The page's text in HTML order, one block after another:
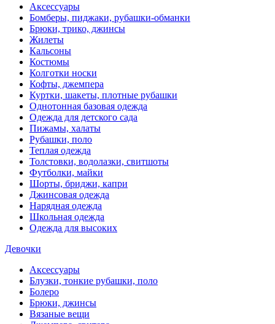
Аксессуары
Бомберы, пиджаки, рубашки-обманки
Брюки, трико, джинсы
Жилеты
Кальсоны
Костюмы
Колготки носки
Кофты, джемпера
Куртки, шакеты, плотные рубашки
Однотонная базовая одежда
Одежда для детского сада
Пижамы, халаты
Рубашки, поло
Теплая одежда
Толстовки, водолазки, свитшоты
Футболки, майки
Шорты, бриджи, капри
Джинсовая одежда
Нарядная одежда
Школьная одежда
Одежда для высоких
Девочки
Аксессуары
Блузки, тонкие рубашки, поло
Болеро
Брюки, джинсы
Вязаные вещи